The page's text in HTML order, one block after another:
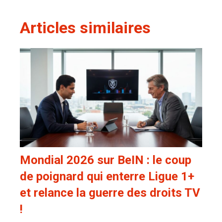
Articles similaires
Mondial 2026 sur BeIN : le coup
de poignard qui enterre Ligue 1+
et relance la guerre des droits TV
!